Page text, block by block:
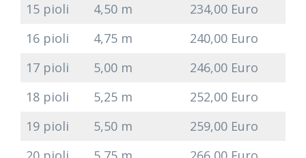
15 pioli
4,50 m
234,00 Euro
16 pioli
4,75 m
240,00 Euro
17 pioli
5,00 m
246,00 Euro
18 pioli
5,25 m
252,00 Euro
19 pioli
5,50 m
259,00 Euro